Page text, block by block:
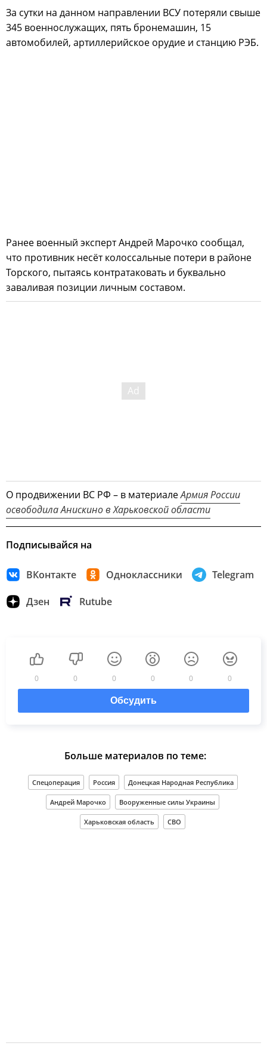
За сутки на данном направлении ВСУ потеряли свыше
345 военнослужащих, пять бронемашин, 15
автомобилей, артиллерийское орудие и станцию РЭБ.
Ранее военный эксперт Андрей Марочко сообщал,
что противник несёт колоссальные потери в районе
Торского, пытаясь контратаковать и буквально
заваливая позиции личным составом.
О продвижении ВС РФ – в материалеАрмия России
освободила Анискино в Харьковской области
Подписывайся на
ВКонтакте Одноклассники Telegram
Дзен Rutube
0 0 0 0 0 0
Обсудить
Больше материалов по теме:
Спецоперация Россия Донецкая Народная Республика
Андрей Марочко Вооруженные силы Украины
Харьковская область СВО